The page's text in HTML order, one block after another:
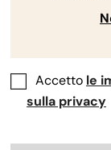
Accetto le
sulla privacy